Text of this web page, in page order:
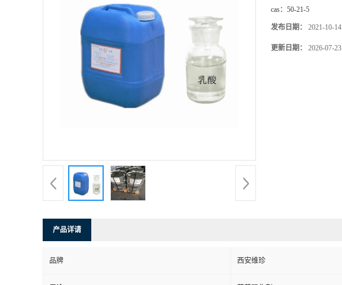
cas： 50-21-5
发布日期： 2021-10-14
更新日期： 2026-07-23
产品详请
品牌 西安维珍